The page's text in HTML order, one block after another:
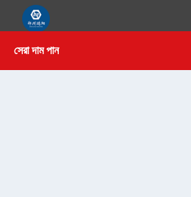
সেরা দাম পান
Automobile Sales Service
Co., Ltd.